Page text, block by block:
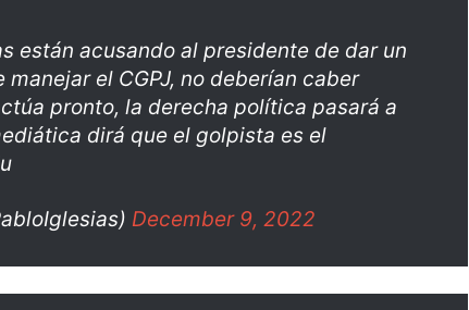
están acusando al presidente de dar un
el CGPJ, no deberían caber
pronto, la derecha política pasará a
dirá que el golpista es el
December 9, 2022